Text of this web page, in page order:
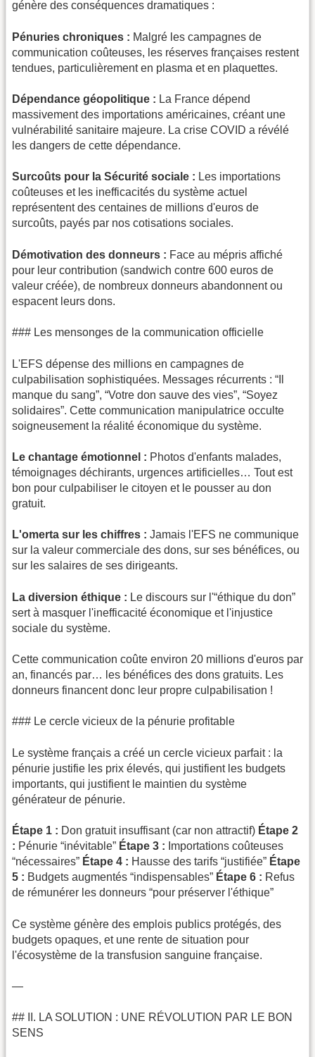
génère des conséquences dramatiques :
Pénuries chroniques : Malgré les campagnes de
communication coûteuses, les réserves françaises restent
tendues, particulièrement en plasma et en plaquettes.
Dépendance géopolitique : La France dépend
massivement des importations américaines, créant une
vulnérabilité sanitaire majeure. La crise COVID a révélé
les dangers de cette dépendance.
Surcoûts pour la Sécurité sociale : Les importations
coûteuses et les inefficacités du système actuel
représentent des centaines de millions d'euros de
surcoûts, payés par nos cotisations sociales.
Démotivation des donneurs : Face au mépris affiché
pour leur contribution (sandwich contre 600 euros de
valeur créée), de nombreux donneurs abandonnent ou
espacent leurs dons.
### Les mensonges de la communication officielle
L'EFS dépense des millions en campagnes de
culpabilisation sophistiquées. Messages récurrents : “Il
manque du sang”, “Votre don sauve des vies”, “Soyez
solidaires”. Cette communication manipulatrice occulte
soigneusement la réalité économique du système.
Le chantage émotionnel : Photos d'enfants malades,
témoignages déchirants, urgences artificielles… Tout est
bon pour culpabiliser le citoyen et le pousser au don
gratuit.
L'omerta sur les chiffres : Jamais l'EFS ne communique
sur la valeur commerciale des dons, sur ses bénéfices, ou
sur les salaires de ses dirigeants.
La diversion éthique : Le discours sur l'“éthique du don”
sert à masquer l'inefficacité économique et l'injustice
sociale du système.
Cette communication coûte environ 20 millions d'euros par
an, financés par… les bénéfices des dons gratuits. Les
donneurs financent donc leur propre culpabilisation !
### Le cercle vicieux de la pénurie profitable
Le système français a créé un cercle vicieux parfait : la
pénurie justifie les prix élevés, qui justifient les budgets
importants, qui justifient le maintien du système
générateur de pénurie.
Étape 1 : Don gratuit insuffisant (car non attractif) Étape 2
: Pénurie “inévitable” Étape 3 : Importations coûteuses
“nécessaires” Étape 4 : Hausse des tarifs “justifiée” Étape
5 : Budgets augmentés “indispensables” Étape 6 : Refus
de rémunérer les donneurs “pour préserver l'éthique”
Ce système génère des emplois publics protégés, des
budgets opaques, et une rente de situation pour
l'écosystème de la transfusion sanguine française.
—
## II. LA SOLUTION : UNE RÉVOLUTION PAR LE BON
SENS